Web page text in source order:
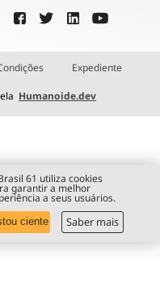
Expediente
Humanoide.dev
61 utiliza cookies
garantir a melhor
a seus usuários.
ciente Saber mais